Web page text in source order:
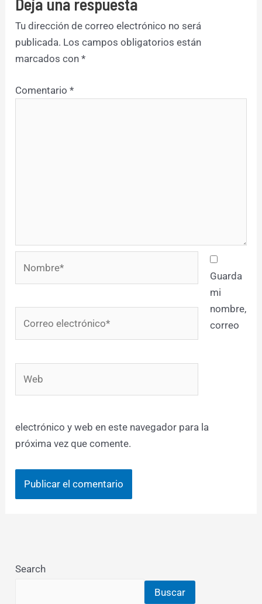
Deja una respuesta
Tu dirección de correo electrónico no será
publicada. Los campos obligatorios están
marcados con*
Comentario*
Guarda
mi
nombre,
correo
electrónico y web en este navegador para la
próxima vez que comente.
Search
Buscar